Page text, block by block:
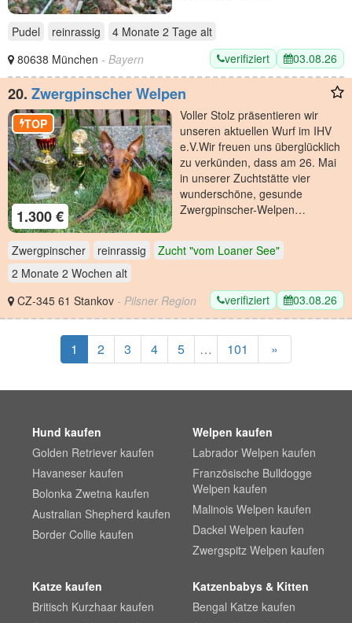
Pudel reinrassig 4 Monate 2 Tage alt
80638 München - Bayern verifiziert 03.08.26
20. Zwergpinscher Welpen
1.300 €
TOP
​Voller Stolz präsentieren wir
unseren aktuellen Wurf im IHV
e.V. ​Wir freuen uns überglücklich
zu verkünden, dass am 26. Mai
in unserer Zuchtstätte vier
wunderschöne, gesunde
Zwergpinscher-Welpen…
Zwergpinscher reinrassig
Zucht "vom Loaner See"
2 Monate 2 Wochen alt
CZ-345 61 Stankov - Pilsner Region verifiziert 03.08.26
1 2 3 4 5 … 101 »
Hund kaufen
Golden Retriever kaufen
Havaneser kaufen
Bolonka Zwetna kaufen
Australian Shepherd kaufen
Border Collie kaufen
Welpen kaufen
Labrador Welpen kaufen
Französische Bulldogge
Welpen kaufen
Malinois Welpen kaufen
Dackel Welpen kaufen
Zwergspitz Welpen kaufen
Katze kaufen
Britisch Kurzhaar kaufen
Katzenbabys & Kitten
Bengal Katze kaufen